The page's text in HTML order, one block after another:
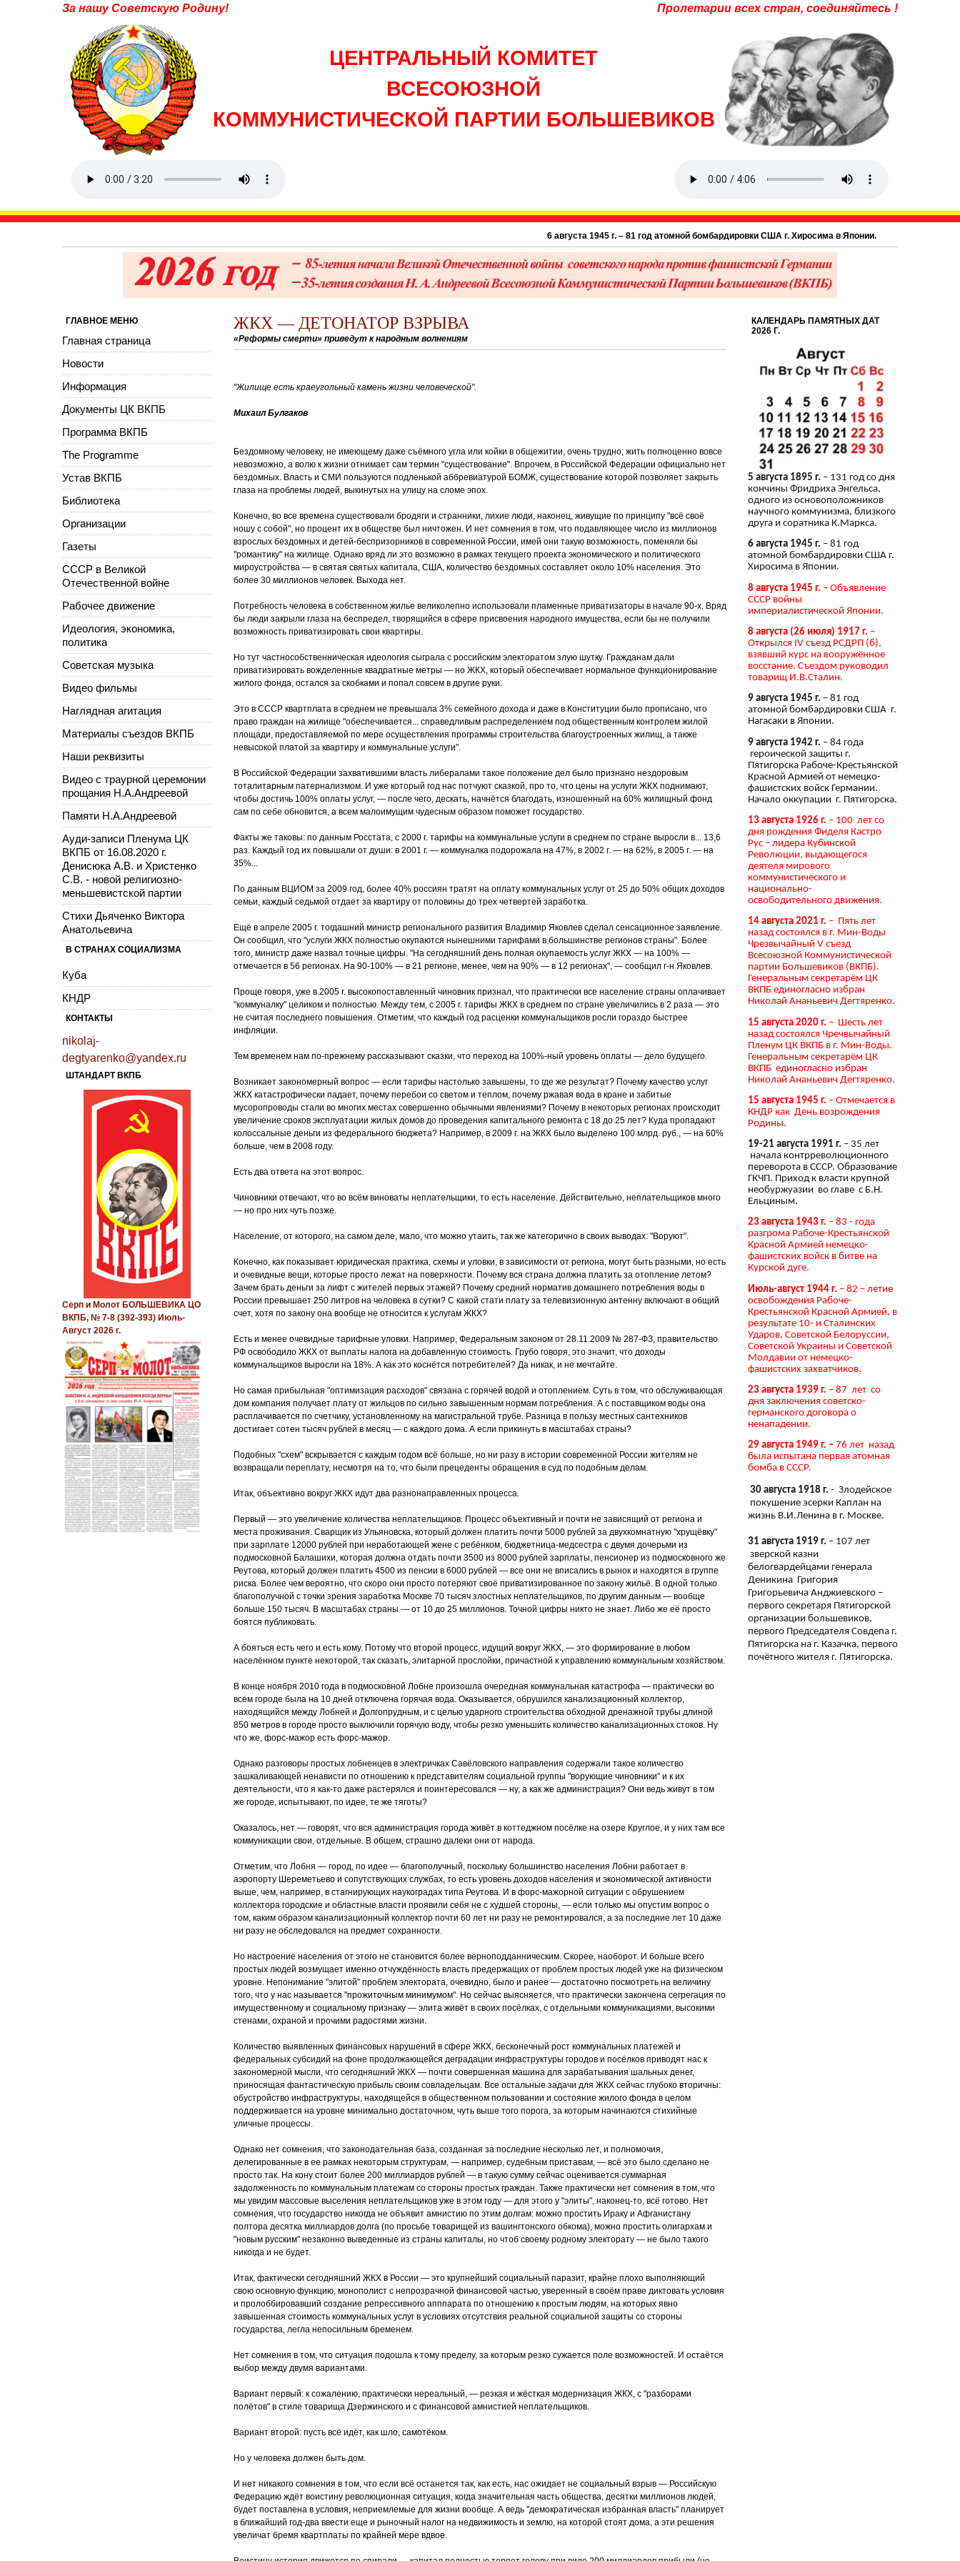
За нашу Советскую Родину! Пролетарии всех стран, соединяйтесь !
ЦЕНТРАЛЬНЫЙ КОМИТЕТ
ВСЕСОЮЗНОЙ
КОММУНИСТИЧЕСКОЙ ПАРТИИ БОЛЬШЕВИКОВ
6 августа 1945 г. – 81 год атомной бомбардировки США г. Хиросима в Японии.
ЖКХ — ДЕТОНАТОР ВЗРЫВА
«Реформы смерти» приведут к народным волнениям
"Жилище есть краеугольный камень жизни человеческой".
Михаил Булгаков
Бездомному человеку, не имеющему даже съёмного угла или койки в общежитии, очень трудно; жить полноценно вовсе
невозможно, а волю к жизни отнимает сам термин "существование". Впрочем, в Российской Федерации официально нет
бездомных. Власть и СМИ пользуются подленькой аббревиатурой БОМЖ, существование которой позволяет закрыть
глаза на проблемы людей, выкинутых на улицу на сломе эпох.
Конечно, во все времена существовали бродяги и странники, лихие люди, наконец, живущие по принципу "всё своё
ношу с собой", но процент их в обществе был ничтожен. И нет сомнения в том, что подавляющее число из миллионов
взрослых бездомных и детей-беспризорников в современной России, имей они такую возможность, поменяли бы
"романтику" на жилище. Однако вряд ли это возможно в рамках текущего проекта экономического и политического
мироустройства — в святая святых капитала, США, количество бездомных составляет около 10% населения. Это
более 30 миллионов человек. Выхода нет.
Потребность человека в собственном жилье великолепно использовали пламенные приватизаторы в начале 90-х. Вряд
бы люди закрыли глаза на беспредел, творящийся в сфере присвоения народного имущества, если бы не получили
возможность приватизировать свои квартиры.
Но тут частнособственническая идеология сыграла с российским электоратом злую шутку. Гражданам дали
приватизировать вожделенные квадратные метры — но ЖКХ, который обеспечивает нормальное функционирование
жилого фонда, остался за скобками и попал совсем в другие руки.
Это в СССР квартплата в среднем не превышала 3% семейного дохода и даже в Конституции было прописано, что
право граждан на жилище "обеспечивается... справедливым распределением под общественным контролем жилой
площади, предоставляемой по мере осуществления программы строительства благоустроенных жилищ, а также
невысокой платой за квартиру и коммунальные услуги".
В Российской Федерации захватившими власть либералами такое положение дел было признано нездоровым
тоталитарным патернализмом. И уже который год нас потчуют сказкой, про то, что цены на услуги ЖКХ поднимают,
чтобы достичь 100% оплаты услуг, — после чего, дескать, начнётся благодать, изношенный на 60% жилищный фонд
сам по себе обновится, а всем малоимущим чудесным образом поможет государство.
Факты же таковы: по данным Росстата, с 2000 г. тарифы на коммунальные услуги в среднем по стране выросли в... 13,6
раз. Каждый год их повышали от души: в 2001 г. — коммуналка подорожала на 47%, в 2002 г. — на 62%, в 2005 г. — на
35%...
По данным ВЦИОМ за 2009 год, более 40% россиян тратят на оплату коммунальных услуг от 25 до 50% общих доходов
семьи, каждый седьмой отдает за квартиру от половины до трех четвертей заработка.
Ещё в апреле 2005 г. тогдашний министр регионального развития Владимир Яковлев сделал сенсационное заявление.
Он сообщил, что "услуги ЖКХ полностью окупаются нынешними тарифами в большинстве регионов страны". Более
того, министр даже назвал точные цифры. "На сегодняшний день полная окупаемость услуг ЖКХ — на 100% —
отмечается в 56 регионах. На 90-100% — в 21 регионе, менее, чем на 90% — в 12 регионах", — сообщил г-н Яковлев.
Проще говоря, уже в 2005 г. высокопоставленный чиновник признал, что практически все население страны оплачивает
"коммуналку" целиком и полностью. Между тем, с 2005 г. тарифы ЖКХ в среднем по стране увеличились в 2 раза — это
не считая последнего повышения. Отметим, что каждый год расценки коммунальщиков росли гораздо быстрее
инфляции.
Тем временем нам по-прежнему рассказывают сказки, что переход на 100%-ный уровень оплаты — дело будущего.
Возникает закономерный вопрос — если тарифы настолько завышены, то где же результат? Почему качество услуг
ЖКХ катастрофически падает, почему перебои со светом и теплом, почему ржавая вода в кране и забитые
мусоропроводы стали во многих местах совершенно обычными явлениями? Почему в некоторых регионах происходит
увеличение сроков эксплуатации жилых домов до проведения капитального ремонта с 18 до 25 лет? Куда пропадают
колоссальные деньги из федерального бюджета? Например, в 2009 г. на ЖКХ было выделено 100 млрд. руб., — на 60%
больше, чем в 2008 году.
Есть два ответа на этот вопрос.
Чиновники отвечают, что во всём виноваты неплательщики, то есть население. Действительно, неплательщиков много
— но про них чуть позже.
Население, от которого, на самом деле, мало, что можно утаить, так же категорично в своих выводах: "Воруют".
Конечно, как показывает юридическая практика, схемы и уловки, в зависимости от региона, могут быть разными, но есть
и очевидные вещи, которые просто лежат на поверхности. Почему вся страна должна платить за отопление летом?
Зачем брать деньги за лифт с жителей первых этажей? Почему средний норматив домашнего потребления воды в
России превышает 250 литров на человека в сутки? С какой стати плату за телевизионную антенну включают в общий
счет, хотя по закону она вообще не относится к услугам ЖКХ?
Есть и менее очевидные тарифные уловки. Например, Федеральным законом от 28.11.2009 № 287-ФЗ, правительство
РФ освободило ЖКХ от выплаты налога на добавленную стоимость. Грубо говоря, это значит, что доходы
коммунальщиков выросли на 18%. А как это коснётся потребителей? Да никак, и не мечтайте.
Но самая прибыльная "оптимизация расходов" связана с горячей водой и отоплением. Суть в том, что обслуживающая
дом компания получает плату от жильцов по сильно завышенным нормам потребления. А с поставщиком воды она
расплачивается по счетчику, установленному на магистральной трубе. Разница в пользу местных сантехников
достигает сотен тысяч рублей в месяц — с каждого дома. А если прикинуть в масштабах страны?
Подобных "схем" вскрывается с каждым годом всё больше, но ни разу в истории современной России жителям не
возвращали переплату, несмотря на то, что были прецеденты обращения в суд по подобным делам.
Итак, объективно вокруг ЖКХ идут два разнонаправленных процесса.
Первый — это увеличение количества неплательщиков. Процесс объективный и почти не зависящий от региона и
места проживания. Сварщик из Ульяновска, который должен платить почти 5000 рублей за двухкомнатную "хрущёвку"
при зарплате 12000 рублей при неработающей жене с ребёнком, бюджетница-медсестра с двумя дочерьми из
подмосковной Балашихи, которая должна отдать почти 3500 из 8000 рублей зарплаты, пенсионер из подмосковного же
Реутова, который должен платить 4500 из пенсии в 6000 рублей — все они не вписались в рынок и находятся в группе
риска. Более чем вероятно, что скоро они просто потеряют своё приватизированное по закону жильё. В одной только
благополучной с точки зрения заработка Москве 70 тысяч злостных неплательщиков, по другим данным — вообще
больше 150 тысяч. В масштабах страны — от 10 до 25 миллионов. Точной цифры никто не знает. Либо же её просто
боятся публиковать.
А бояться есть чего и есть кому. Потому что второй процесс, идущий вокруг ЖКХ, — это формирование в любом
населённом пункте некоторой, так сказать, элитарной прослойки, причастной к управлению коммунальным хозяйством.
В конце ноября 2010 года в подмосковной Лобне произошла очередная коммунальная катастрофа — практически во
всем городе была на 10 дней отключена горячая вода. Оказывается, обрушился канализационный коллектор,
находящийся между Лобней и Долгопрудным, и с целью ударного строительства обходной дренажной трубы длиной
850 метров в городе просто выключили горячую воду, чтобы резко уменьшить количество канализационных стоков. Ну
что же, форс-мажор есть форс-мажор.
Однако разговоры простых лобненцев в электричках Савёловского направления содержали такое количество
зашкаливающей ненависти по отношению к представителям социальной группы "ворующие чиновники" и к их
деятельности, что я как-то даже растерялся и поинтересовался — ну, а как же администрация? Они ведь живут в том
же городе, испытывают, по идее, те же тяготы?
Оказалось, нет — говорят, что вся администрация города живёт в коттеджном посёлке на озере Круглое, и у них там все
коммуникации свои, отдельные. В общем, страшно далеки они от народа.
Отметим, что Лобня — город, по идее — благополучный, поскольку большинство населения Лобни работает в
аэропорту Шереметьево и сопутствующих службах, то есть уровень доходов населения и экономической активности
выше, чем, например, в стагнирующих наукоградах типа Реутова. И в форс-мажорной ситуации с обрушением
коллектора городские и областные власти проявили себя не с худшей стороны, — если только мы опустим вопрос о
том, каким образом канализационный коллектор почти 60 лет ни разу не ремонтировался, а за последние лет 10 даже
ни разу не обследовался на предмет сохранности.
Но настроение населения от этого не становится более верноподданническим. Скорее, наоборот. И больше всего
простых людей возмущает именно отчуждённость власть предержащих от проблем простых людей уже на физическом
уровне. Непонимание "элитой" проблем электората, очевидно, было и ранее — достаточно посмотреть на величину
того, что у нас называется "прожиточным минимумом". Но сейчас выясняется, что практически закончена сегрегация по
имущественному и социальному признаку — элита живёт в своих посёлках, с отдельными коммуникациями, высокими
стенами, охраной и прочими радостями жизни.
Количество выявленных финансовых нарушений в сфере ЖКХ, бесконечный рост коммунальных платежей и
федеральных субсидий на фоне продолжающейся деградации инфраструктуры городов и посёлков приводят нас к
закономерной мысли, что сегодняшний ЖКХ — почти совершенная машина для зарабатывания шальных денег,
приносящая фантастическую прибыль своим совладельцам. Все остальные задачи для ЖКХ сейчас глубоко вторичны:
обустройство инфраструктуры, находящейся в общественном пользовании и состояние жилого фонда в целом
поддерживается на уровне минимально достаточном, чуть выше того порога, за которым начинаются стихийные
уличные процессы.
Однако нет сомнения, что законодательная база, созданная за последние несколько лет, и полномочия,
делегированные в ее рамках некоторым структурам, — например, судебным приставам, — всё это было сделано не
просто так. На кону стоит более 200 миллиардов рублей — в такую сумму сейчас оценивается суммарная
задолженность по коммунальным платежам со стороны простых граждан. Также практически нет сомнения в том, что
мы увидим массовые выселения неплательщиков уже в этом году — для этого у "элиты", наконец-то, всё готово. Нет
сомнения, что государство никогда не объявит амнистию по этим долгам: можно простить Ираку и Афганистану
полтора десятка миллиардов долга (по просьбе товарищей из вашингтонского обкома), можно простить олигархам и
"новым русским" незаконно выведенные из страны капиталы, но чтоб своему родному электорату — не было такого
никогда и не будет.
Итак, фактически сегодняшний ЖКХ в России — это крупнейший социальный паразит, крайне плохо выполняющий
свою основную функцию, монополист с непрозрачной финансовой частью, уверенный в своём праве диктовать условия
и пролоббировавший создание репрессивного апппарата по отношению к простым людям, на которых явно
завышенная стоимость коммунальных услуг в условиях отсутствия реальной социальной защиты со стороны
государства, легла непосильным бременем.
Нет сомнения в том, что ситуация подошла к тому пределу, за которым резко сужается поле возможностей. И остаётся
выбор между двумя вариантами.
Вариант первый: к сожалению, практически нереальный, — резкая и жёсткая модернизация ЖКХ, с "разборами
полётов" в стиле товарища Дзержинского и с финансовой амнистией неплательщиков.
Вариант второй: пусть всё идёт, как шло, самотёком.
Но у человека должен быть дом.
И нет никакого сомнения в том, что если всё останется так, как есть, нас ожидает не социальный взрыв — Российскую
Федерацию ждёт воистину революционная ситуация, когда значительная часть общества, десятки миллионов людей,
будет поставлена в условия, неприемлемые для жизни вообще. А ведь "демократическая избранная власть" планирует
в ближайший год-два ввести еще и рыночный налог на недвижимость и землю, на которой стоят дома, а эти решения
увеличат бремя квартплаты по крайней мере вдвое.
ГЛАВНОЕ МЕНЮ
Главная страница
Новости
Информация
Документы ЦК ВКПБ
Программа ВКПБ
The Programme
Устав ВКПБ
Библиотека
Организации
Газеты
СССР в Великой
Отечественной войне
Рабочее движение
Идеология, экономика,
политика
Советская музыка
Видео фильмы
Наглядная агитация
Материалы съездов ВКПБ
Наши реквизиты
Видео с траурной церемонии
прощания Н.А.Андреевой
Памяти Н.А.Андреевой
Ауди-записи Пленума ЦК
ВКПБ от 16.08.2020 г.
Денисюка А.В. и Христенко
С.В. - новой религиозно-
меньшевистской партии
Стихи Дьяченко Виктора
Анатольевича
В СТРАНАХ СОЦИАЛИЗМА
Куба
КНДР
КОНТАКТЫ
nikolaj-
degtyarenko@yandex.ru
ШТАНДАРТ ВКПБ
Серп и Молот БОЛЬШЕВИКА ЦО
ВКПБ, № 7-8 (392-393) Июль-
Август 2026 г.
КАЛЕНДАРЬ ПАМЯТНЫХ ДАТ
2026 Г.
5 августа 1895 г. – 131 год со дня
кончины Фридриха Энгельса,
одного из основоположников
научного коммунизма, близкого
друга и соратника К.Маркса.
6 августа 1945 г. – 81 год
атомной бомбардировки США г.
Хиросима в Японии.
8 августа 1945 г. – Объявление
СССР войны
империалистической Японии.
8 августа (26 июля) 1917 г. –
Открылся IV съезд РСДРП (б),
взявший курс на вооружённое
восстание. Съездом руководил
товарищ И.В.Сталин.
9 августа 1945 г. – 81 год
атомной бомбардировки США г.
Нагасаки в Японии.
9 августа 1942 г. – 84 года
героической защиты г.
Пятигорска Рабоче-Крестьянской
Красной Армией от немецко-
фашистских войск Германии.
Начало оккупации г. Пятигорска.
13 августа 1926 г. – 100 лет со
дня рождения Фиделя Кастро
Рус – лидера Кубинской
Революции, выдающегося
деятеля мирового
коммунистического и
национально-
освободительного движения.
14 августа 2021 г. – Пять лет
назад состоялся в г. Мин-Воды
Чрезвычайный V съезд
Всесоюзной Коммунистической
партии Большевиков (ВКПБ).
Генеральным секретарём ЦК
ВКПБ единогласно избран
Николай Ананьевич Дегтяренко.
15 августа 2020 г. – Шесть лет
назад состоялся Чречвычайный
Пленум ЦК ВКПБ в г. Мин-Воды.
Генеральным секретарём ЦК
ВКПБ единогласно избран
Николай Ананьевич Дегтяренко.
15 августа 1945 г. – Отмечается в
КНДР как День возрождения
Родины.
19-21 августа 1991 г. – 35 лет
начала контрреволюционного
переворота в СССР. Образование
ГКЧП. Приход к власти крупной
необуржуазии во главе с Б.Н.
Ельциным.
23 августа 1943 г. – 83 - года
разгрома Рабоче-Крестьянской
Красной Армией немецко-
фашистских войск в битве на
Курской дуге.
Июль-август 1944 г. – 82 – летие
освобождения Рабоче-
Крестьянской Красной Армией, в
результате 10- и Сталинских
Ударов, Советской Белоруссии,
Советской Украины и Советской
Молдавии от немецко-
фашистских захватчиков.
23 августа 1939 г. – 87 лет со
дня заключения советско-
германского договора о
ненападении.
29 августа 1949 г. – 76 лет назад
была испытана первая атомная
бомба в СССР.
30 августа 1918 г. - Злодейское
покушение эсерки Каплан на
жизнь В.И.Ленина в г. Москве.
31 августа 1919 г. – 107 лет
зверской казни
белогвардейцами генерала
Деникина Григория
Григорьевича Анджиевского –
первого секретаря Пятигорской
организации большевиков,
первого Председателя Совдепа г.
Пятигорска на г. Казачка, первого
почётного жителя г. Пятигорска.